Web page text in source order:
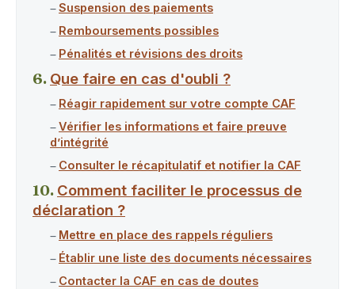
Suspension des paiements
Remboursements possibles
Pénalités et révisions des droits
Que faire en cas d'oubli ?
Réagir rapidement sur votre compte CAF
Vérifier les informations et faire preuve
d’intégrité
Consulter le récapitulatif et notifier la CAF
Comment faciliter le processus de
déclaration ?
Mettre en place des rappels réguliers
Établir une liste des documents nécessaires
Contacter la CAF en cas de doutes